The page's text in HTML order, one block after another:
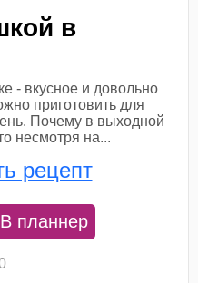
в
- вкусное и довольно
приготовить для
Почему в выходной
несмотря на...
рецепт
В планнер